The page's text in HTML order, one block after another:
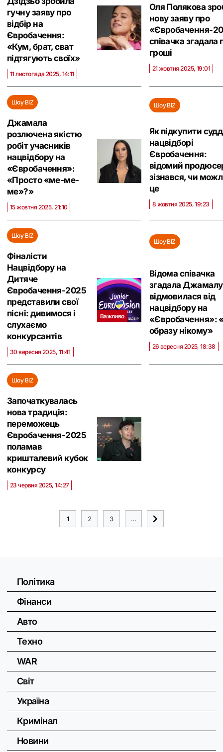
гучну заяву про
відбір на
Євробачення:
«‎Кум, брат, сват
підтягують своїх»
11 листопада 2025, 14:11
Оля Полякова
нову заяву про
«Євробачення-
співачка згадала
гроші
21 жовтня 2025, 19:01
Шоу BIZ
Джамала
розлючена якістю
робіт учасників
нацвідбору на
«Євробачення»‎:
«‎Просто «ме-ме-
ме»?»
15 жовтня 2025, 21:10
Шоу BIZ
Як підкупити
нацвідборі
Євробачення:
відомий
зізнався, чи
це
8 жовтня 2025, 19:23
Важливо
Шоу BIZ
Фіналісти
Нацвідбору на
Дитяче
Євробачення-2025
представили свої
пісні: дивимося і
слухаємо
конкурсантів
30 вересня 2025, 11:41
Шоу BIZ
Відома співачка
згадала Джамалу
відмовилася від
нацвідбору на
«Євробачення‎»:
образу нікому»
26 вересня 2025, 18:38
Шоу BIZ
Започаткувалась
нова традиція:
переможець
Євробачення-2025
поламав
кришталевий кубок
конкурсу
23 червня 2025, 14:27
1 2 3 ...
Політика
Фінанси
Авто
Техно
WAR
Світ
Україна
Кримінал
Новини